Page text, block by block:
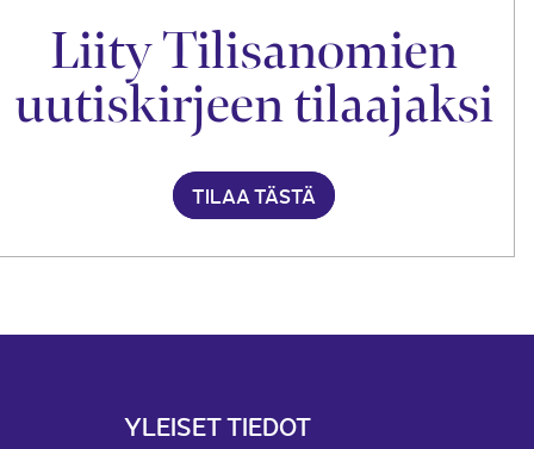
Liity Tilisanomien
uutiskirjeen tilaajaksi
TILAA TÄSTÄ
YLEISET TIEDOT